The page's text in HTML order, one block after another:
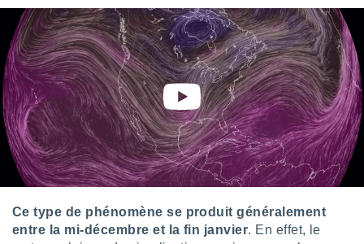
au
de
web.
les
pas
vous
à
Ce type de phénomène se produit généralement
entre la mi-décembre et la fin janvier. En effet, le